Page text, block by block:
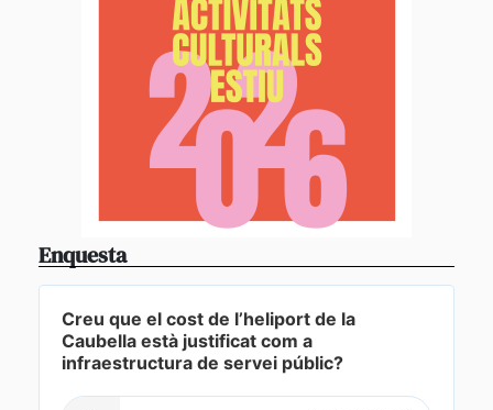
Enquesta
Creu que el cost de l’heliport de la
Caubella està justificat com a
infraestructura de servei públic?